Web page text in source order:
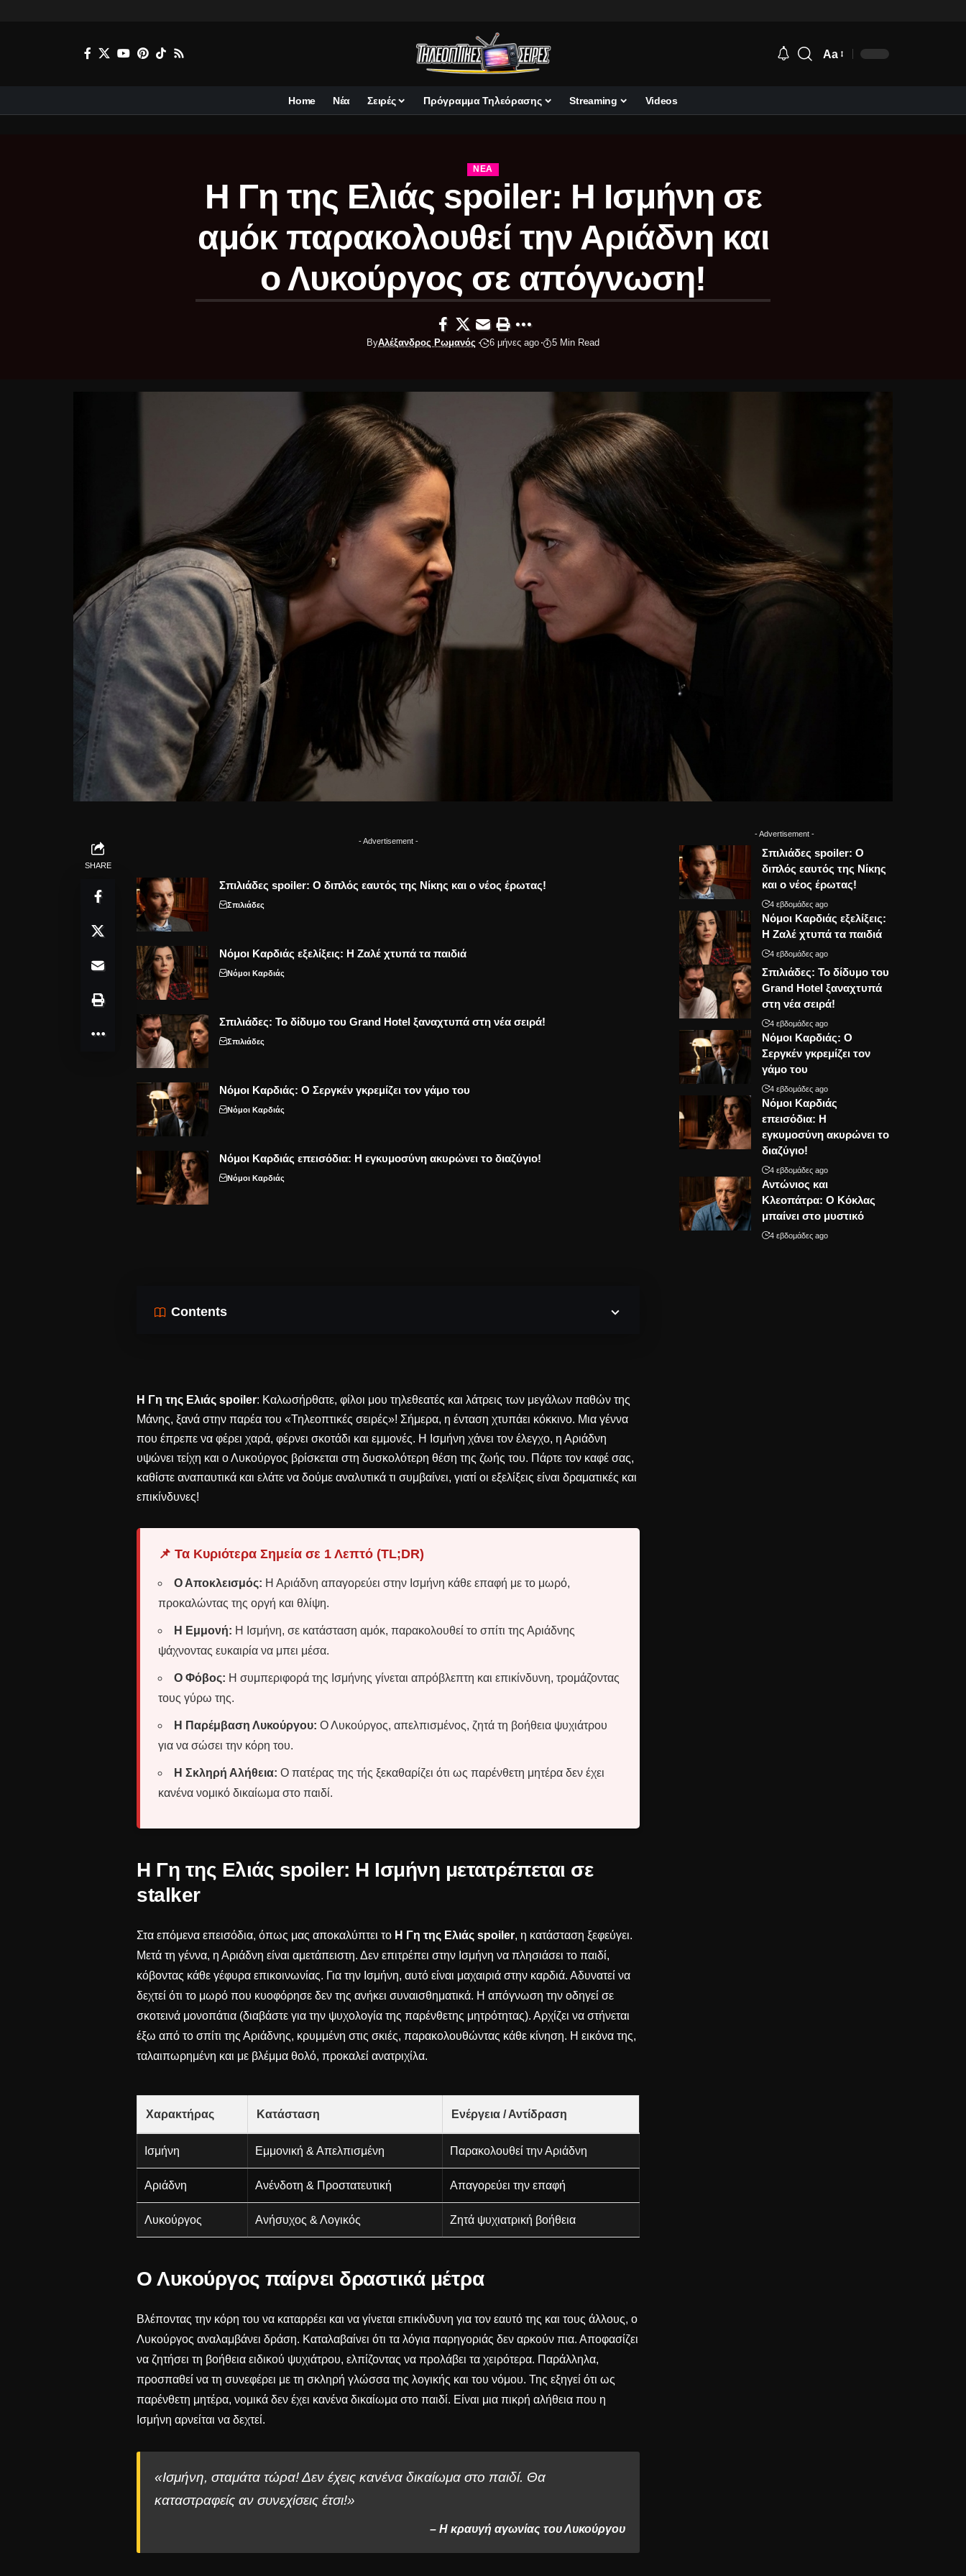
Aa
Home Νέα Σειρές Πρόγραμμα Τηλεόρασης Streaming Videos
ΝΈΑ
Η Γη της Ελιάς spoiler: Η Ισμήνη σε
αμόκ παρακολουθεί την Αριάδνη και
ο Λυκούργος σε απόγνωση!
ByΑλέξανδρος Ρωμανός 6 μήνες ago 5 Min Read
SHARE
- Advertisement -
Σπιλιάδες spoiler: Ο διπλός εαυτός της Νίκης και ο νέος έρωτας!
Σπιλιάδες
Νόμοι Καρδιάς εξελίξεις: Η Ζαλέ χτυπά τα παιδιά
Νόμοι Καρδιάς
Σπιλιάδες: Το δίδυμο του Grand Hotel ξαναχτυπά στη νέα σειρά!
Σπιλιάδες
Νόμοι Καρδιάς: Ο Σεργκέν γκρεμίζει τον γάμο του
Νόμοι Καρδιάς
Νόμοι Καρδιάς επεισόδια: Η εγκυμοσύνη ακυρώνει το διαζύγιο!
Νόμοι Καρδιάς
Contents
Η Γη της Ελιάς spoiler: Καλωσήρθατε, φίλοι μου τηλεθεατές και λάτρεις των μεγάλων παθών της
Μάνης, ξανά στην παρέα του «Τηλεοπτικές σειρές»! Σήμερα, η ένταση χτυπάει κόκκινο. Μια γέννα
που έπρεπε να φέρει χαρά, φέρνει σκοτάδι και εμμονές. Η Ισμήνη χάνει τον έλεγχο, η Αριάδνη
υψώνει τείχη και ο Λυκούργος βρίσκεται στη δυσκολότερη θέση της ζωής του. Πάρτε τον καφέ σας,
καθίστε αναπαυτικά και ελάτε να δούμε αναλυτικά τι συμβαίνει, γιατί οι εξελίξεις είναι δραματικές και
επικίνδυνες!
📌 Τα Κυριότερα Σημεία σε 1 Λεπτό (TL;DR)
Ο Αποκλεισμός: Η Αριάδνη απαγορεύει στην Ισμήνη κάθε επαφή με το μωρό,
προκαλώντας της οργή και θλίψη.
Η Εμμονή: Η Ισμήνη, σε κατάσταση αμόκ, παρακολουθεί το σπίτι της Αριάδνης
ψάχνοντας ευκαιρία να μπει μέσα.
Ο Φόβος: Η συμπεριφορά της Ισμήνης γίνεται απρόβλεπτη και επικίνδυνη, τρομάζοντας
τους γύρω της.
Η Παρέμβαση Λυκούργου: Ο Λυκούργος, απελπισμένος, ζητά τη βοήθεια ψυχιάτρου
για να σώσει την κόρη του.
Η Σκληρή Αλήθεια: Ο πατέρας της τής ξεκαθαρίζει ότι ως παρένθετη μητέρα δεν έχει
κανένα νομικό δικαίωμα στο παιδί.
Η Γη της Ελιάς spoiler: Η Ισμήνη μετατρέπεται σε
stalker
Στα επόμενα επεισόδια, όπως μας αποκαλύπτει το Η Γη της Ελιάς spoiler, η κατάσταση ξεφεύγει.
Μετά τη γέννα, η Αριάδνη είναι αμετάπειστη. Δεν επιτρέπει στην Ισμήνη να πλησιάσει το παιδί,
κόβοντας κάθε γέφυρα επικοινωνίας. Για την Ισμήνη, αυτό είναι μαχαιριά στην καρδιά. Αδυνατεί να
δεχτεί ότι το μωρό που κυοφόρησε δεν της ανήκει συναισθηματικά. Η απόγνωση την οδηγεί σε
σκοτεινά μονοπάτια (διαβάστε για την ψυχολογία της παρένθετης μητρότητας). Αρχίζει να στήνεται
έξω από το σπίτι της Αριάδνης, κρυμμένη στις σκιές, παρακολουθώντας κάθε κίνηση. Η εικόνα της,
ταλαιπωρημένη και με βλέμμα θολό, προκαλεί ανατριχίλα.
Χαρακτήρας Κατάσταση Ενέργεια / Αντίδραση
Ισμήνη Εμμονική & Απελπισμένη Παρακολουθεί την Αριάδνη
Αριάδνη Ανένδοτη & Προστατευτική Απαγορεύει την επαφή
Λυκούργος Ανήσυχος & Λογικός Ζητά ψυχιατρική βοήθεια
Ο Λυκούργος παίρνει δραστικά μέτρα
Βλέποντας την κόρη του να καταρρέει και να γίνεται επικίνδυνη για τον εαυτό της και τους άλλους, ο
Λυκούργος αναλαμβάνει δράση. Καταλαβαίνει ότι τα λόγια παρηγοριάς δεν αρκούν πια. Αποφασίζει
να ζητήσει τη βοήθεια ειδικού ψυχιάτρου, ελπίζοντας να προλάβει τα χειρότερα. Παράλληλα,
προσπαθεί να τη συνεφέρει με τη σκληρή γλώσσα της λογικής και του νόμου. Της εξηγεί ότι ως
παρένθετη μητέρα, νομικά δεν έχει κανένα δικαίωμα στο παιδί. Είναι μια πικρή αλήθεια που η
Ισμήνη αρνείται να δεχτεί.
«Ισμήνη, σταμάτα τώρα! Δεν έχεις κανένα δικαίωμα στο παιδί. Θα
καταστραφείς αν συνεχίσεις έτσι!»
– Η κραυγή αγωνίας του Λυκούργου
- Advertisement -
Σπιλιάδες spoiler: Ο
διπλός εαυτός της Νίκης
και ο νέος έρωτας!
4 εβδομάδες ago
Νόμοι Καρδιάς εξελίξεις:
Η Ζαλέ χτυπά τα παιδιά
4 εβδομάδες ago
Σπιλιάδες: Το δίδυμο του
Grand Hotel ξαναχτυπά
στη νέα σειρά!
4 εβδομάδες ago
Νόμοι Καρδιάς: Ο
Σεργκέν γκρεμίζει τον
γάμο του
4 εβδομάδες ago
Νόμοι Καρδιάς
επεισόδια: Η
εγκυμοσύνη ακυρώνει το
διαζύγιο!
4 εβδομάδες ago
Αντώνιος και
Κλεοπάτρα: Ο Κόκλας
μπαίνει στο μυστικό
4 εβδομάδες ago